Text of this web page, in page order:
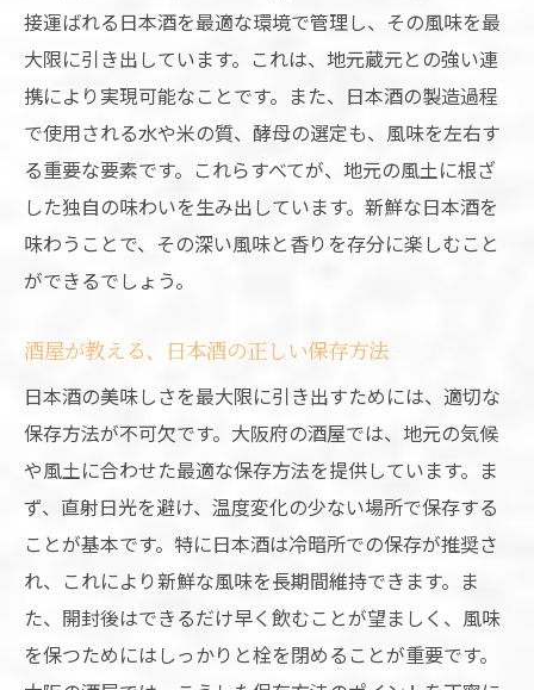
日本酒・焼酎の楽しみ方：プロの視点から
酒屋で出会う、心温まる接客体験
訪れるだけで心が豊かになる大阪の酒屋
地元の文化を感じる大阪の酒屋ならではの焼酎
大阪の酒屋で出会う、地元文化が薫る焼酎
焼酎の魅力を引き出す酒屋の工夫
大阪ならではの焼酎の楽しみ方
蔵元と共に作り上げる焼酎の魅力
焼酎が育む、地元の文化と歴史
大阪の酒屋で体験する、地元の自然が育む特別
な風味
自然が生み出す特別な風味を持つ酒とは
地元の自然が息づく日本酒・焼酎の選び方
酒屋が教える、自然派日本酒の楽しみ方
接運ばれる日本酒を最適な環境で管理し、その風味を最
大限に引き出しています。これは、地元蔵元との強い連
携により実現可能なことです。また、日本酒の製造過程
で使用される水や米の質、酵母の選定も、風味を左右す
る重要な要素です。これらすべてが、地元の風土に根ざ
した独自の味わいを生み出しています。新鮮な日本酒を
味わうことで、その深い風味と香りを存分に楽しむこと
ができるでしょう。
酒屋が教える、日本酒の正しい保存方法
日本酒の美味しさを最大限に引き出すためには、適切な
保存方法が不可欠です。大阪府の酒屋では、地元の気候
や風土に合わせた最適な保存方法を提供しています。ま
ず、直射日光を避け、温度変化の少ない場所で保存する
ことが基本です。特に日本酒は冷暗所での保存が推奨さ
れ、これにより新鮮な風味を長期間維持できます。ま
た、開封後はできるだけ早く飲むことが望ましく、風味
を保つためにはしっかりと栓を閉めることが重要です。